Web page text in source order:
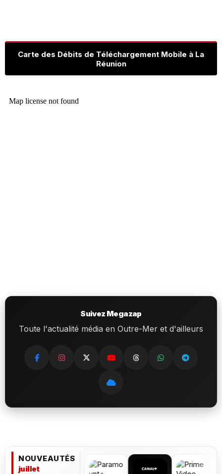
Carte des Débits de Téléchargement Mobile à La
Réunion
Suivez Megazap
Toute l'actualité média en Outre-Mer et d'ailleurs
NOUVEAUTÉS
juillet